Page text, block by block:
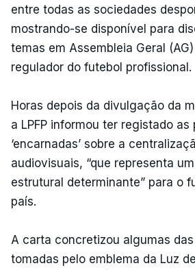
entre todas as sociedades
mostrando-se disponível para
temas em Assembleia Geral
regulador do futebol profissional.
Horas depois da divulgação da
a LPFP informou ter registado as
‘encarnadas’ sobre a
audiovisuais, “que representa
estrutural determinante” para o
país.
A carta concretizou algumas
tomadas pelo emblema da Luz